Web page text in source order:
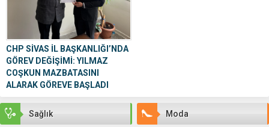
CHP SİVAS İL BAŞKANLIĞI’NDA
GÖREV DEĞİŞİMİ: YILMAZ
COŞKUN MAZBATASINI
ALARAK GÖREVE BAŞLADI
Cumhuriyet Halk Partisi (CHP) Sivas
İl Başkanlığı’nda devir teslim
heyecanı yaşandı. 19 Ekim 2025
Sağlık Moda